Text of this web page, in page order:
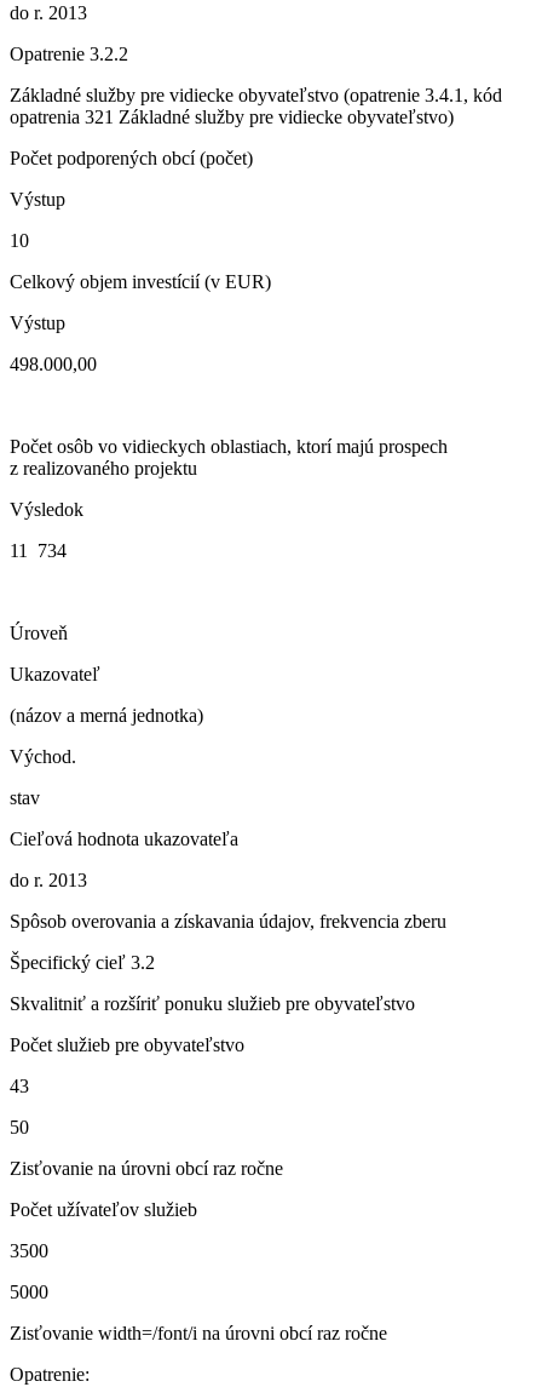
do r. 2013
Opatrenie 3.2.2
Základné služby pre vidiecke obyvateľstvo (opatrenie 3.4.1, kód
opatrenia 321 Základné služby pre vidiecke obyvateľstvo)
Počet podporených obcí (počet)
Výstup
10
Celkový objem investícií (v EUR)
Výstup
498.000,00
Počet osôb vo vidieckych oblastiach, ktorí majú prospech
z realizovaného projektu
Výsledok
11 734
Úroveň
Ukazovateľ
(názov a merná jednotka)
Východ.
stav
Cieľová hodnota ukazovateľa
do r. 2013
Spôsob overovania a získavania údajov, frekvencia zberu
Špecifický cieľ 3.2
Skvalitniť a rozšíriť ponuku služieb pre obyvateľstvo
Počet služieb pre obyvateľstvo
43
50
Zisťovanie na úrovni obcí raz ročne
Počet užívateľov služieb
3500
5000
Zisťovanie width=/font/i na úrovni obcí raz ročne
Opatrenie: